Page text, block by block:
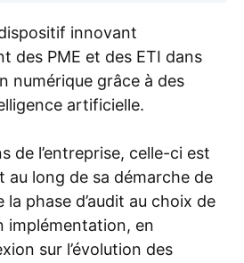
innovant
des PME et des ETI dans
numérique grâce à des
artificielle.
de l’entreprise, celle-ci est
au long de sa démarche de
phase d’audit au choix de
implémentation, en
sur l’évolution des